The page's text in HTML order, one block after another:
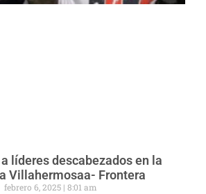
líderes descabezados en la
Villahermosaa- Frontera
febrero 6, 2025 8:01 am